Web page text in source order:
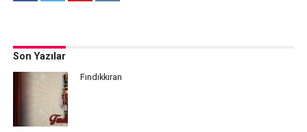
Son Yazılar
Fındıkkıran